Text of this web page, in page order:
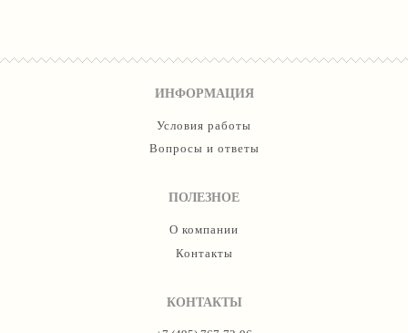
ИНФОРМАЦИЯ
Условия работы
Вопросы и ответы
ПОЛЕЗНОЕ
О компании
Контакты
КОНТАКТЫ